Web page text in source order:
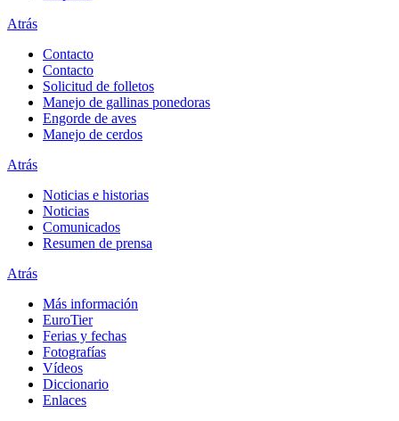
Atrás
Contacto
Contacto
Solicitud de folletos
Manejo de gallinas ponedoras
Engorde de aves
Manejo de cerdos
Atrás
Noticias e historias
Noticias
Comunicados
Resumen de prensa
Atrás
Más información
EuroTier
Ferias y fechas
Fotografías
Vídeos
Diccionario
Enlaces